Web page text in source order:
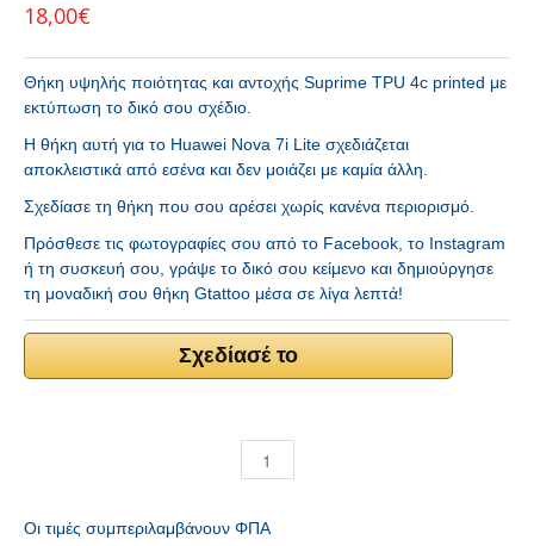
18,00€
Θήκη υψηλής ποιότητας και αντοχής Suprime TPU 4c printed με
εκτύπωση το δικό σου σχέδιο.
H θήκη αυτή για το Huawei Nova 7i Lite σχεδιάζεται
αποκλειστικά από εσένα και δεν μοιάζει με καμία άλλη.
Σχεδίασε τη θήκη που σου αρέσει χωρίς κανένα περιορισμό.
Πρόσθεσε τις φωτογραφίες σου από το Facebook, το Instagram
ή τη συσκευή σου, γράψε το δικό σου κείμενο και δημιούργησε
τη μοναδική σου θήκη Gtattoo μέσα σε λίγα λεπτά!
Σχεδίασέ το
Οι τιμές συμπεριλαμβάνουν ΦΠΑ